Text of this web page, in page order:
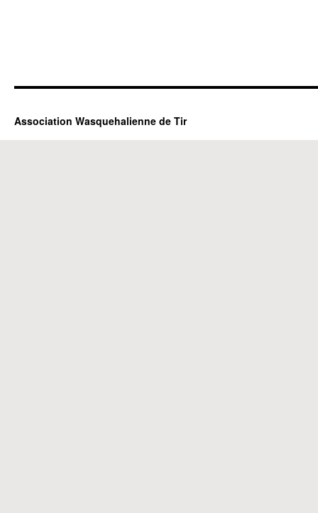
Association Wasquehalienne de Tir